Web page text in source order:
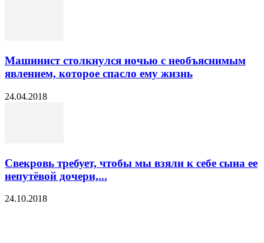
Машинист столкнулся ночью с необъяснимым
явлением, которое спасло ему жизнь
24.04.2018
Свекровь требует, чтобы мы взяли к себе сына ее
непутёвой дочери,...
24.10.2018